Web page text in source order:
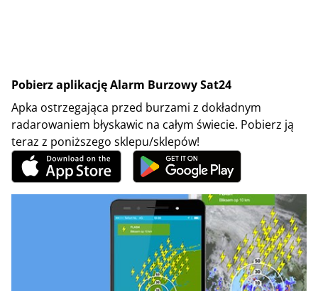
Pobierz aplikację Alarm Burzowy Sat24
Apka ostrzegająca przed burzami z dokładnym
radarowaniem błyskawic na całym świecie. Pobierz ją
teraz z poniższego sklepu/sklepów!